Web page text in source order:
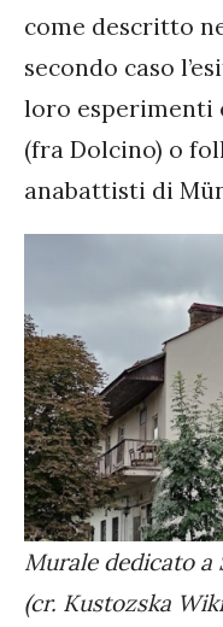
come descritto
secondo caso
loro esperimenti
(fra Dolcino) o
anabattisti di
Murale dedicato a
(cr. Kustozska